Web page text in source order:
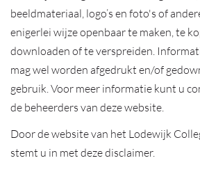
beeldmateriaal, logo’s en foto's of
enigerlei wijze openbaar te maken, te
downloaden of te verspreiden.
mag wel worden afgedrukt en/of
gebruik. Voor meer informatie kunt u
de beheerders van deze website.
Door de website van het Lodewijk
stemt u in met deze disclaimer.